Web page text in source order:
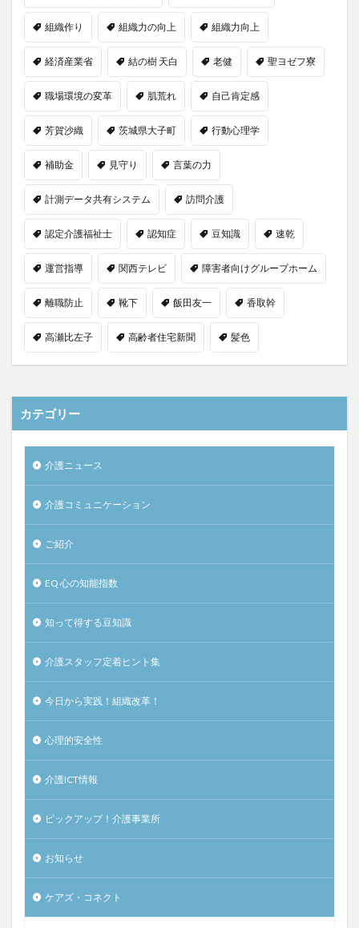
組織作り 組織力の向上 組織力向上
経済産業省 結の樹 天白 老健 聖ヨゼフ寮
職場環境の変革 肌荒れ 自己肯定感
芳賀沙織 茨城県大子町 行動心理学
補助金 見守り 言葉の力
計測データ共有システム 訪問介護
認定介護福祉士 認知症 豆知識 速乾
運営指導 関西テレビ 障害者向けグループホーム
離職防止 靴下 飯田友一 香取幹
高瀬比左子 高齢者住宅新聞 髪色
カテゴリー
介護ニュース
介護コミュニケーション
ご紹介
EQ 心の知能指数
知って得する豆知識
介護スタッフ定着ヒント集
今日から実践！組織改革！
心理的安全性
介護ICT情報
ピックアップ！介護事業所
お知らせ
ケアズ・コネクト